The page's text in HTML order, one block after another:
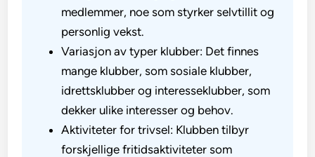
medlemmer, noe som styrker selvtillit og
personlig vekst.
Variasjon av typer klubber: Det finnes
mange klubber, som sosiale klubber,
idrettsklubber og interesseklubber, som
dekker ulike interesser og behov.
Aktiviteter for trivsel: Klubben tilbyr
forskjellige fritidsaktiviteter som